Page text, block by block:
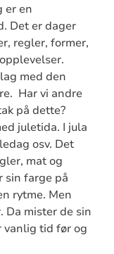
er en
Det er dager
regler, former,
med den
Har vi andre
på dette?
juletida. I jula
osv. Det
mat og
sin farge på
rytme. Men
Da mister de sin
vanlig tid før og